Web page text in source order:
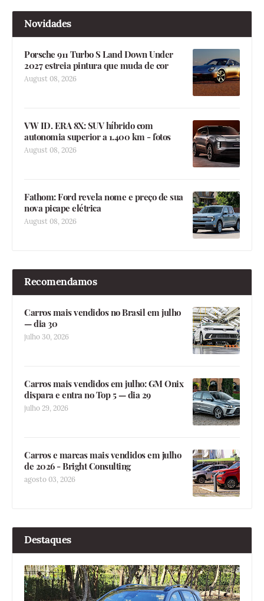
Novidades
Porsche 911 Turbo S Land Down Under
2027 estreia pintura que muda de cor
August 08, 2026
VW ID. ERA 8X: SUV híbrido com
autonomia superior a 1.400 km - fotos
August 08, 2026
Fathom: Ford revela nome e preço de sua
nova picape elétrica
August 08, 2026
Recomendamos
Carros mais vendidos no Brasil em julho
— dia 30
julho 30, 2026
Carros mais vendidos em julho: GM Onix
dispara e entra no Top 5 — dia 29
julho 29, 2026
Carros e marcas mais vendidos em julho
de 2026 - Bright Consulting
agosto 03, 2026
Destaques